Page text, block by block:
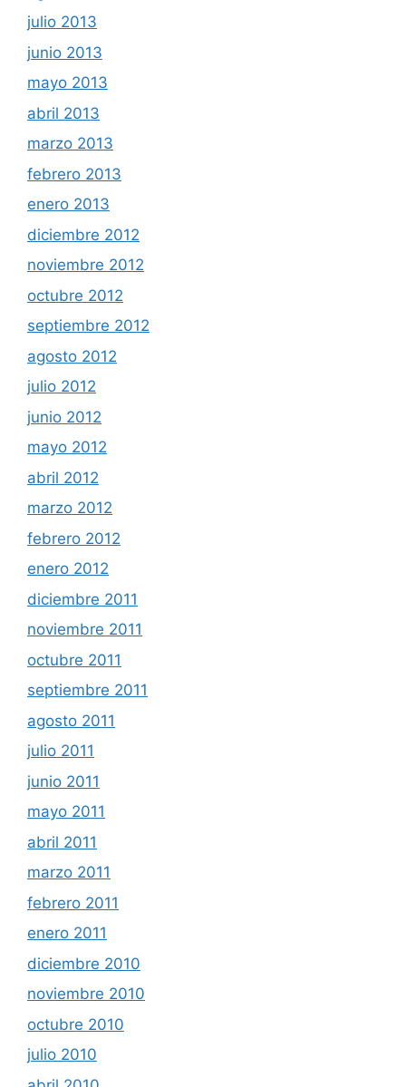
julio 2013
junio 2013
mayo 2013
abril 2013
marzo 2013
febrero 2013
enero 2013
diciembre 2012
noviembre 2012
octubre 2012
septiembre 2012
agosto 2012
julio 2012
junio 2012
mayo 2012
abril 2012
marzo 2012
febrero 2012
enero 2012
diciembre 2011
noviembre 2011
octubre 2011
septiembre 2011
agosto 2011
julio 2011
junio 2011
mayo 2011
abril 2011
marzo 2011
febrero 2011
enero 2011
diciembre 2010
noviembre 2010
octubre 2010
julio 2010